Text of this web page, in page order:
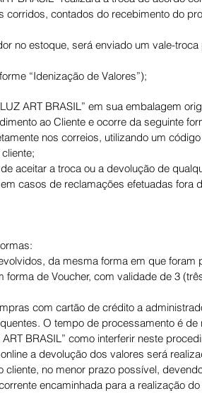
corridos, contados do recebimento do
no estoque, será enviado um vale-
“Idenização de Valores”);
ART BRASIL” em sua embalagem
ao Cliente e ocorre da seguinte
nos correios, utilizando um
aceitar a troca ou a devolução de
casos de reclamações efetuadas fora
da mesma forma em que foram
de Voucher, com validade de 3
com cartão de crédito a
O tempo de processamento é
BRASIL” como interferir neste
a devolução dos valores será
no menor prazo possível,
encaminhada para a realização